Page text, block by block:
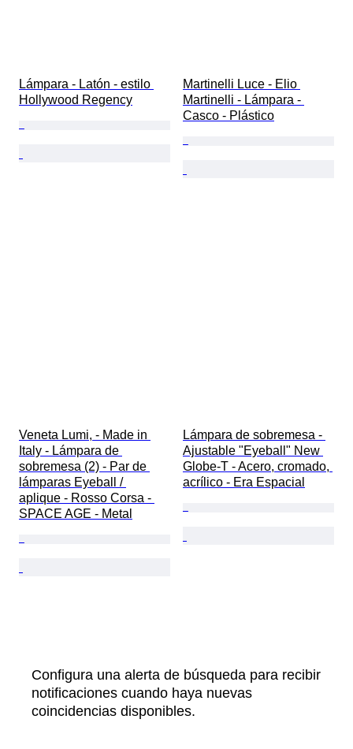
Lámpara - Latón - estilo
Hollywood Regency
Martinelli Luce - Elio
Martinelli - Lámpara -
Casco - Plástico
Veneta Lumi, - Made in
Italy - Lámpara de
sobremesa (2) - Par de
lámparas Eyeball /
aplique - Rosso Corsa -
SPACE AGE - Metal
Lámpara de sobremesa -
Ajustable "Eyeball" New
Globe-T - Acero, cromado,
acrílico - Era Espacial
Configura una alerta de búsqueda para recibir
notificaciones cuando haya nuevas
coincidencias disponibles.